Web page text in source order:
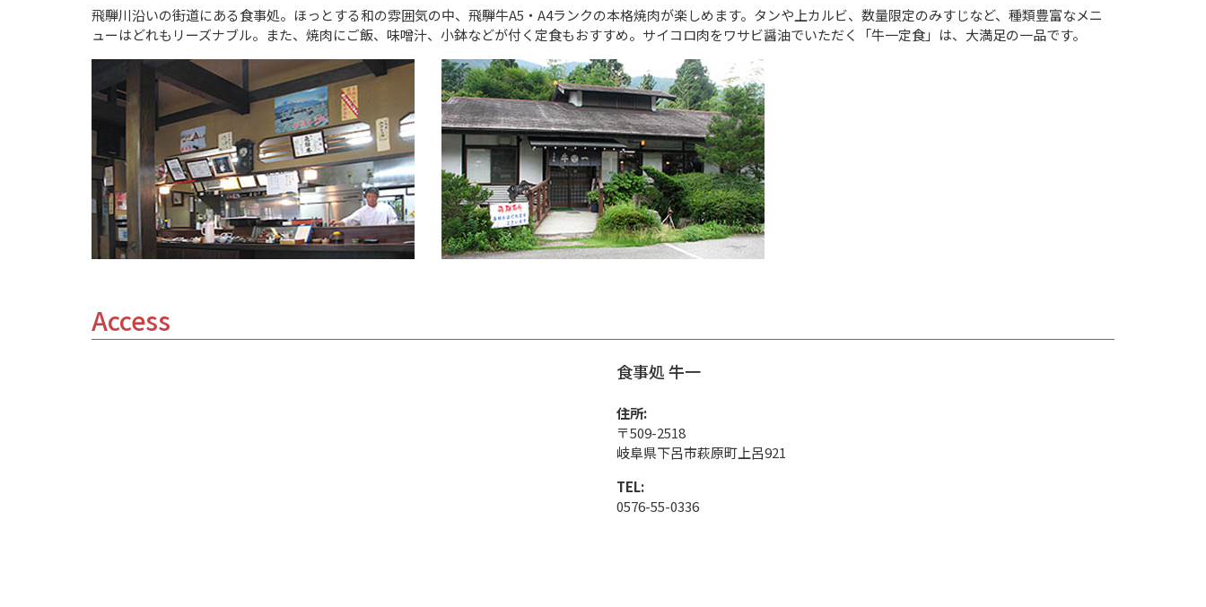
飛騨川沿いの街道にある食事処。ほっとする和の雰囲気の中、飛騨牛A5・A4ランクの本格焼肉が楽しめます。タンや上カルビ、数量限定のみすじなど、種類豊富なメニ
ューはどれもリーズナブル。また、焼肉にご飯、味噌汁、小鉢などが付く定食もおすすめ。サイコロ肉をワサビ醤油でいただく「牛一定食」は、大満足の一品です。
Access
食事処 牛一
住所:
〒509-2518
岐阜県下呂市萩原町上呂921
TEL:
0576-55-0336